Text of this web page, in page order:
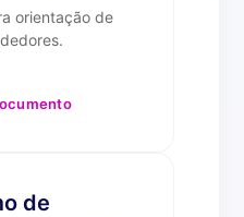
orientação de
de